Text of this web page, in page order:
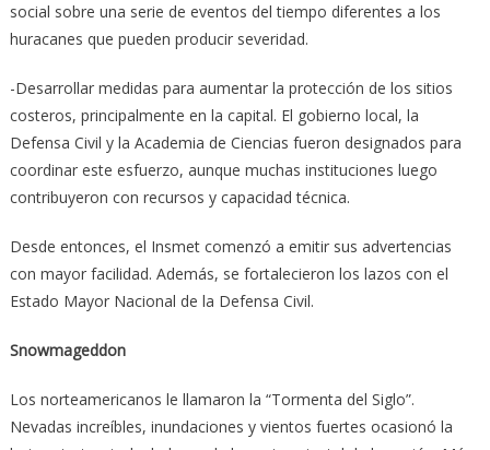
social sobre una serie de eventos del tiempo diferentes a los
huracanes que pueden producir severidad.
-Desarrollar medidas para aumentar la protección de los sitios
costeros, principalmente en la capital. El gobierno local, la
Defensa Civil y la Academia de Ciencias fueron designados para
coordinar este esfuerzo, aunque muchas instituciones luego
contribuyeron con recursos y capacidad técnica.
Desde entonces, el Insmet comenzó a emitir sus advertencias
con mayor facilidad. Además, se fortalecieron los lazos con el
Estado Mayor Nacional de la Defensa Civil.
Snowmageddon
Los norteamericanos le llamaron la “Tormenta del Siglo”.
Nevadas increíbles, inundaciones y vientos fuertes ocasionó la